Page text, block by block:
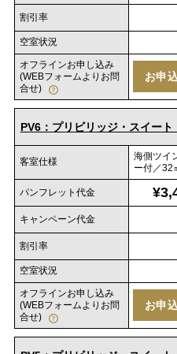
割引率
空室状況
オフラインお申し込み
(WEBフォームよりお問
合せ)
お申
PV6：プリビリッジ・スイート
客室仕様
海側ツイ
ー付／32
パンフレット代金
キャンペーン代金
割引率
空室状況
オフラインお申し込み
(WEBフォームよりお問
合せ)
お申